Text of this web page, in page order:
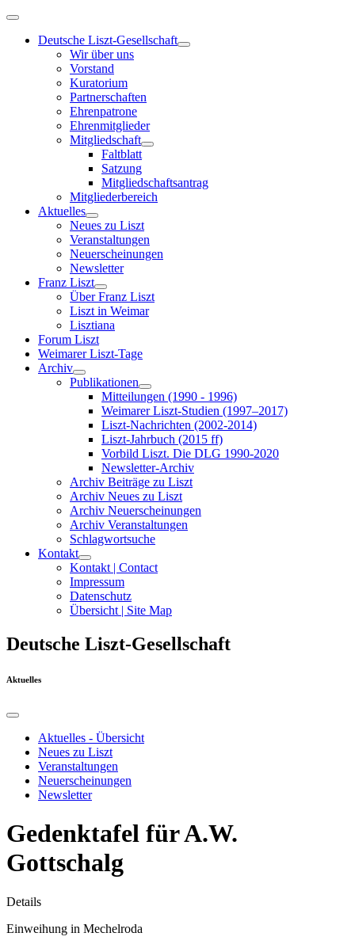
Deutsche Liszt-Gesellschaft
Wir über uns
Vorstand
Kuratorium
Partnerschaften
Ehrenpatrone
Ehrenmitglieder
Mitgliedschaft
Faltblatt
Satzung
Mitgliedschaftsantrag
Mitgliederbereich
Aktuelles
Neues zu Liszt
Veranstaltungen
Neuerscheinungen
Newsletter
Franz Liszt
Über Franz Liszt
Liszt in Weimar
Lisztiana
Forum Liszt
Weimarer Liszt-Tage
Archiv
Publikationen
Mitteilungen (1990 - 1996)
Weimarer Liszt-Studien (1997–2017)
Liszt-Nachrichten (2002-2014)
Liszt-Jahrbuch (2015 ff)
Vorbild Liszt. Die DLG 1990-2020
Newsletter-Archiv
Archiv Beiträge zu Liszt
Archiv Neues zu Liszt
Archiv Neuerscheinungen
Archiv Veranstaltungen
Schlagwortsuche
Kontakt
Kontakt | Contact
Impressum
Datenschutz
Übersicht | Site Map
Deutsche Liszt-Gesellschaft
Aktuelles
Aktuelles - Übersicht
Neues zu Liszt
Veranstaltungen
Neuerscheinungen
Newsletter
Gedenktafel für A.W.
Gottschalg
Details
Einweihung in Mechelroda